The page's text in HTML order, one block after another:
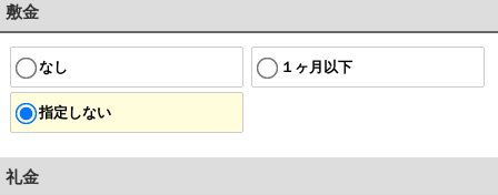
敷金
なし １ヶ月以下
指定しない
礼金